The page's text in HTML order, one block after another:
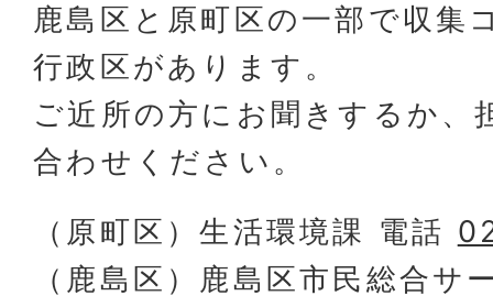
鹿島区と原町区の一部で収集
行政区があります。
ご近所の方にお聞きするか、
合わせください。
（原町区）生活環境課 電話
（鹿島区）鹿島区市民総合サ